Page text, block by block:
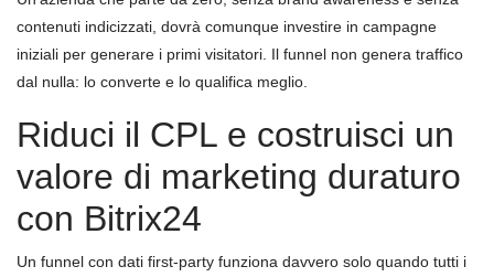
contenuti indicizzati, dovrà comunque investire in campagne
iniziali per generare i primi visitatori. Il funnel non genera traffico
dal nulla: lo converte e lo qualifica meglio.
Riduci il CPL e costruisci un
valore di marketing duraturo
con Bitrix24
Un funnel con dati first-party funziona davvero solo quando tutti i